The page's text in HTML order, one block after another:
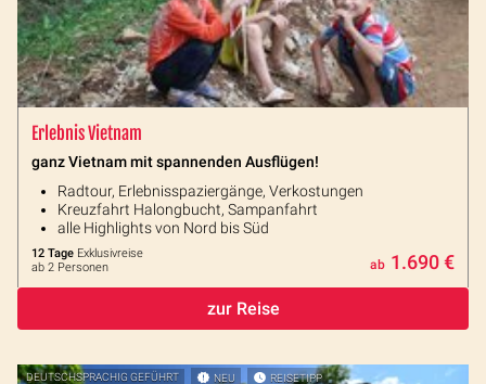
Erlebnis Vietnam
ganz Vietnam mit spannenden Ausflügen!
Radtour, Erlebnisspaziergänge, Verkostungen
Kreuzfahrt Halongbucht, Sampanfahrt
alle Highlights von Nord bis Süd
12 Tage Exklusivreise
ab 2 Personen
ab 1.690 €
zur Reise
DEUTSCHSPRACHIG GEFÜHRT NEU REISETIPP